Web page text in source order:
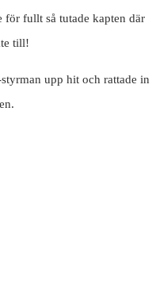
för fullt så tutade kapten där
till!
upp hit och rattade in